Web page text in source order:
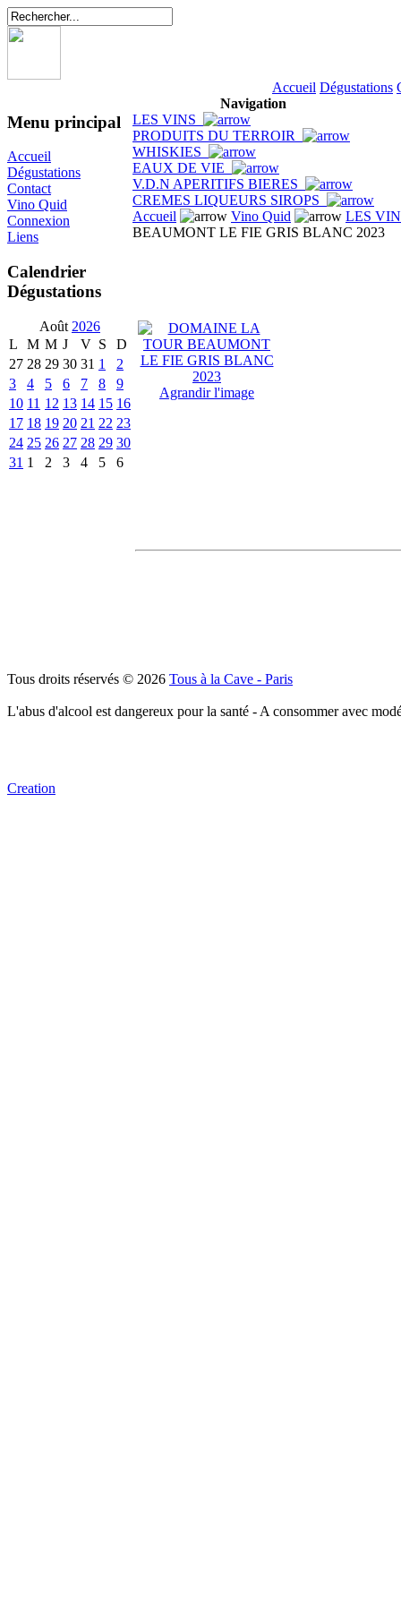
Accueil Dégustations
Menu principal
Accueil
Dégustations
Contact
Vino Quid
Connexion
Liens
Calendrier
Dégustations
Août 2026
L
M M J V S
D
27 28 29 30 31 1
2
3
4 5 6 7 8
9
10 11 12 13 14 15 16
17 18 19 20 21 22 23
24 25 26 27 28 29 30
31 1 2 3 4 5 6
Navigation
LES VINS
PRODUITS DU TERROIR
WHISKIES
EAUX DE VIE
V.D.N APERITIFS BIERES
CREMES LIQUEURS SIROPS
Accueil
Vino Quid
LES
BEAUMONT LE FIE GRIS BLANC 2023
Agrandir l'image
Tous droits réservés © 2026 Tous à la Cave - Paris
L'abus d'alcool est dangereux pour la santé - A consommer avec
Creation